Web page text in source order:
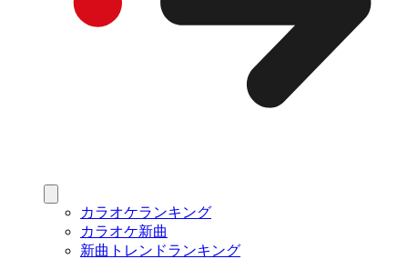
カラオケランキング
カラオケ新曲
新曲トレンドランキング